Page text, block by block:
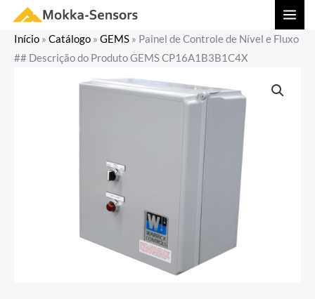
conteúdo
Início » Catálogo » GEMS » Painel de Controle de Nível e Fluxo
## Descrição do Produto GEMS CP16A1B3B1C4X